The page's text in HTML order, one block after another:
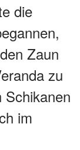
die
Zaun
zu
Schikanen
im